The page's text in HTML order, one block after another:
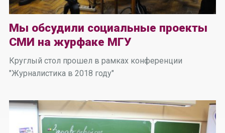
Мы обсудили социальные проекты
СМИ на журфаке МГУ
Круглый стол прошел в рамках конференции
"Журналистика в 2018 году"